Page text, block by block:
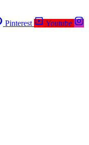
Pinterest
Youtube